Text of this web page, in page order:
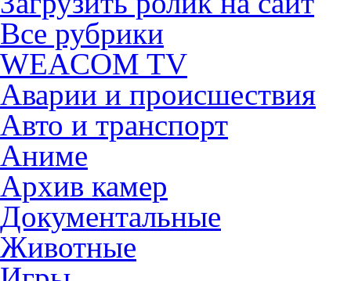
Все рубрики
WEACOM TV
Аварии и происшествия
Авто и транспорт
Аниме
Архив камер
Документальные
Животные